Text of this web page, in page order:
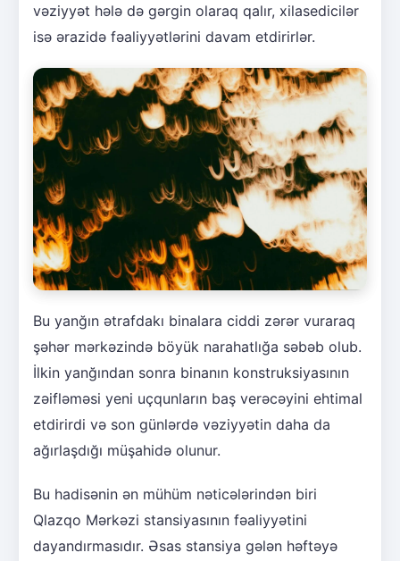
vəziyyət hələ də gərgin olaraq qalır, xilasedicilər
isə ərazidə fəaliyyətlərini davam etdirirlər.
Bu yanğın ətrafdakı binalara ciddi zərər vuraraq
şəhər mərkəzində böyük narahatlığa səbəb olub.
İlkin yanğından sonra binanın konstruksiyasının
zəifləməsi yeni uçqunların baş verəcəyini ehtimal
etdirirdi və son günlərdə vəziyyətin daha da
ağırlaşdığı müşahidə olunur.
Bu hadisənin ən mühüm nəticələrindən biri
Qlazqo Mərkəzi stansiyasının fəaliyyətini
dayandırmasıdır. Əsas stansiya gələn həftəyə